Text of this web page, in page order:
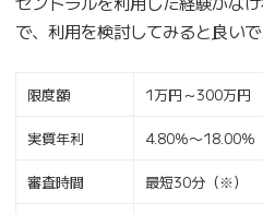
で、利用を検討してみると良いで
限度額 1万円～300万円
実質年利 4.80％〜18.00％
審査時間 最短30分（※）